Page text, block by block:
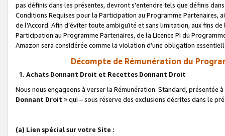
pas définis dans les présentes, devront s'entendre tels que définis
Conditions Requises pour la Participation au Programme Partenaires,
de l'Accord. Afin d’éviter toute ambiguïté et sans limitation, aux fins
Participation au Programme Partenaires, de la Licence PI du
Amazon sera considérée comme la violation d’une obligation
Décompte de Rémunération du
1. Achats Donnant Droit et Recettes Donnant Droit
Nous nous engageons à verser la Rémunération Standard, présentée
Donnant Droit » qui – sous réserve des exclusions décrites dans le
(a) Lien spécial sur votre Site :